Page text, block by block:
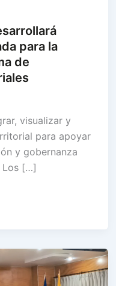
para la
de
visualizar y
para apoyar
y gobernanza
Los […]